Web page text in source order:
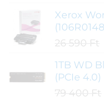
Xerox
26 590 Ft
1TB WD
(PCIe 4.0)
79 400 Ft